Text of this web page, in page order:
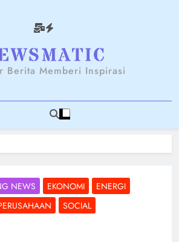
Berita Memberi Inspirasi
NEWS EKONOMI
ENERGI
SOCIAL